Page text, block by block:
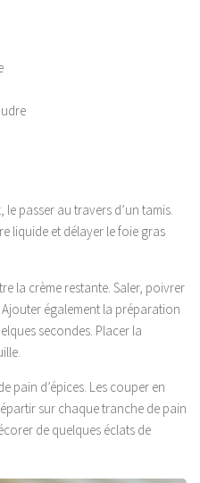
passer au travers d’un tamis.
liquide et délayer le foie gras
la crème restante. Saler, poivrer
également la préparation
secondes. Placer la
pain d’épices. Les couper en
sur chaque tranche de pain
de quelques éclats de